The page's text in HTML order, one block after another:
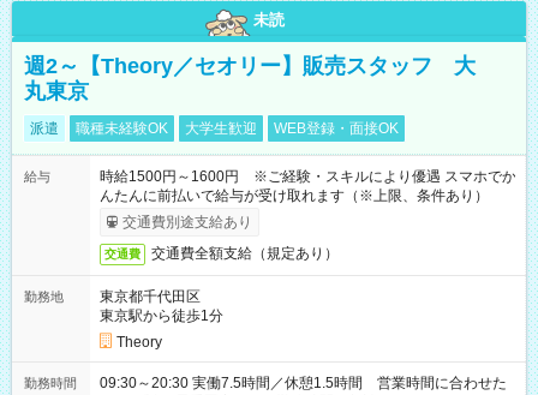
未読
週2～【Theory／セオリー】販売スタッフ 大
丸東京
派遣 職種未経験OK 大学生歓迎 WEB登録・面接OK
給与
時給1500円～1600円 ※ご経験・スキルにより優遇 スマホでか
んたんに前払いで給与が受け取れます（※上限、条件あり）
交通費別途支給あり
交通費 交通費全額支給（規定あり）
勤務地
東京都千代田区
東京駅から徒歩1分
Theory
勤務時間
09:30～20:30 実働7.5時間／休憩1.5時間 営業時間に合わせた